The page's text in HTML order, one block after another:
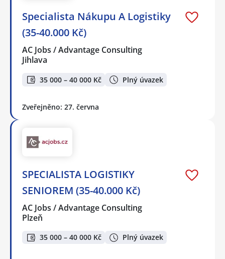
Specialista Nákupu A Logistiky
(35-40.000 Kč)
AC Jobs / Advantage Consulting
Jihlava
35 000 – 40 000 Kč Plný úvazek
Zveřejněno: 27. června
SPECIALISTA LOGISTIKY
SENIOREM (35-40.000 Kč)
AC Jobs / Advantage Consulting
Plzeň
35 000 – 40 000 Kč Plný úvazek